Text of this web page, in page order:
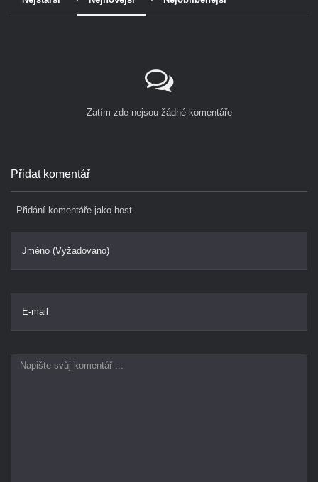
Zatím zde nejsou žádné komentáře
Přidat komentář
Přidání komentáře jako host.
Jméno (Vyžadováno)
E-mail